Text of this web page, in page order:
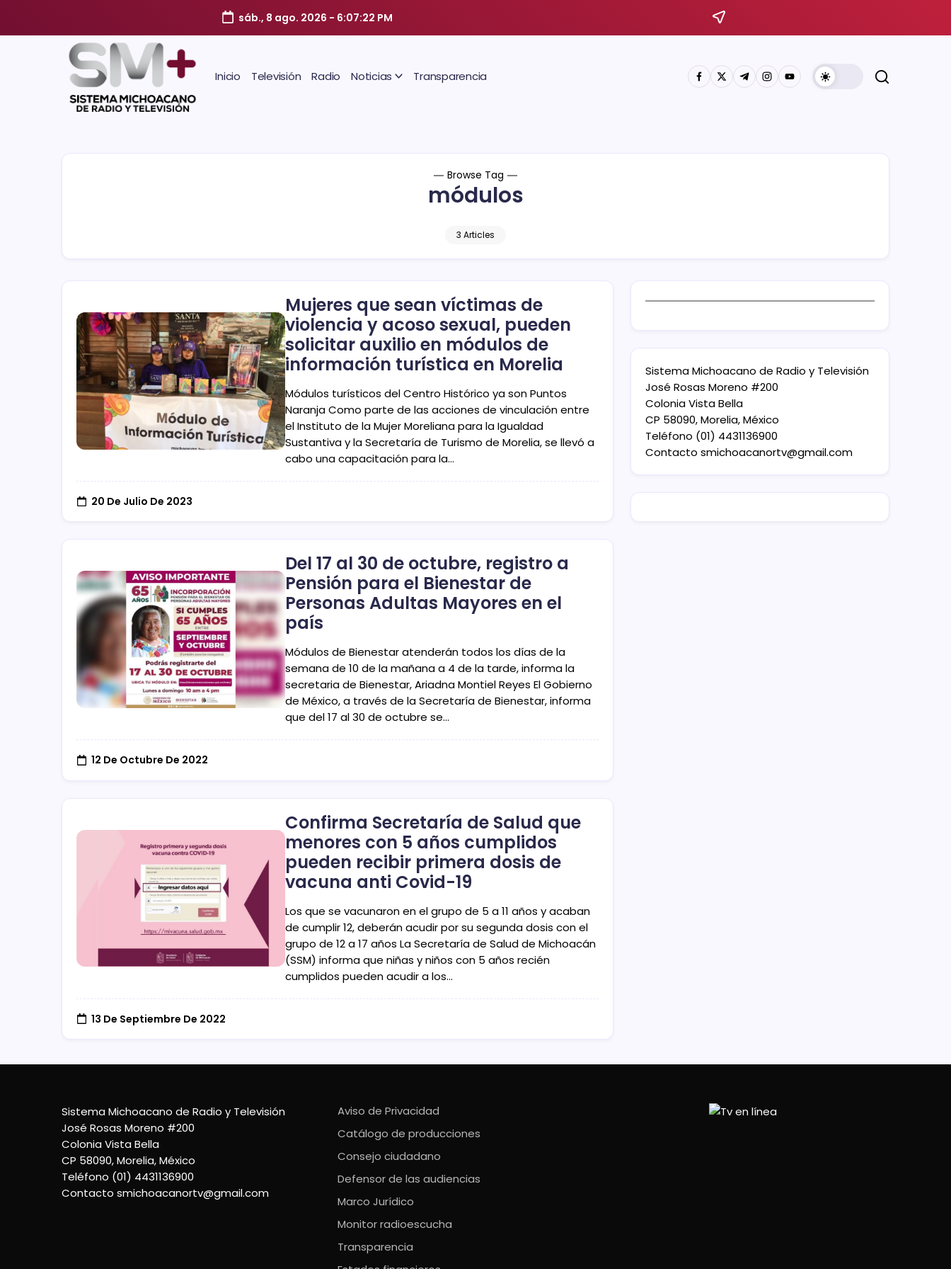
sáb., 8 ago. 2026 - 6:07:23 PM
Inicio Televisión Radio Noticias Transparencia
Browse Tag
módulos
3 Articles
Mujeres que sean víctimas de
violencia y acoso sexual, pueden
solicitar auxilio en módulos de
información turística en Morelia
Módulos turísticos del Centro Histórico ya son Puntos
Naranja Como parte de las acciones de vinculación entre
el Instituto de la Mujer Moreliana para la Igualdad
Sustantiva y la Secretaría de Turismo de Morelia, se llevó a
cabo una capacitación para la…
20 De Julio De 2023
Del 17 al 30 de octubre, registro a
Pensión para el Bienestar de
Personas Adultas Mayores en el
país
Módulos de Bienestar atenderán todos los días de la
semana de 10 de la mañana a 4 de la tarde, informa la
secretaria de Bienestar, Ariadna Montiel Reyes El Gobierno
de México, a través de la Secretaría de Bienestar, informa
que del 17 al 30 de octubre se…
12 De Octubre De 2022
Confirma Secretaría de Salud que
menores con 5 años cumplidos
pueden recibir primera dosis de
vacuna anti Covid-19
Los que se vacunaron en el grupo de 5 a 11 años y acaban
de cumplir 12, deberán acudir por su segunda dosis con el
grupo de 12 a 17 años La Secretaría de Salud de Michoacán
(SSM) informa que niñas y niños con 5 años recién
cumplidos pueden acudir a los…
13 De Septiembre De 2022
Sistema Michoacano de Radio y Televisión
José Rosas Moreno #200
Colonia Vista Bella
CP 58090, Morelia, México
Teléfono (01) 4431136900
Contacto smichoacanortv@gmail.com
Sistema Michoacano de Radio y Televisión
José Rosas Moreno #200
Colonia Vista Bella
CP 58090, Morelia, México
Teléfono (01) 4431136900
Contacto smichoacanortv@gmail.com
Aviso de Privacidad
Catálogo de producciones
Consejo ciudadano
Defensor de las audiencias
Marco Jurídico
Monitor radioescucha
Transparencia